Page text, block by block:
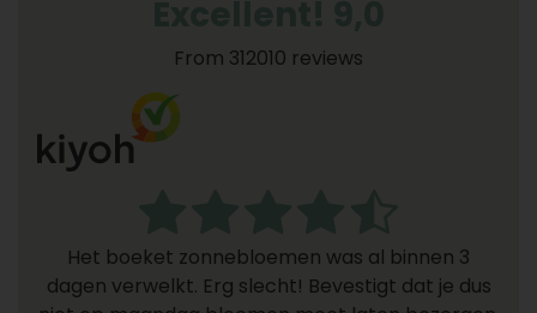
From 312010 reviews
Het boeket zonnebloemen was al binnen 3
dagen verwelkt. Erg slecht! Bevestigt dat je dus